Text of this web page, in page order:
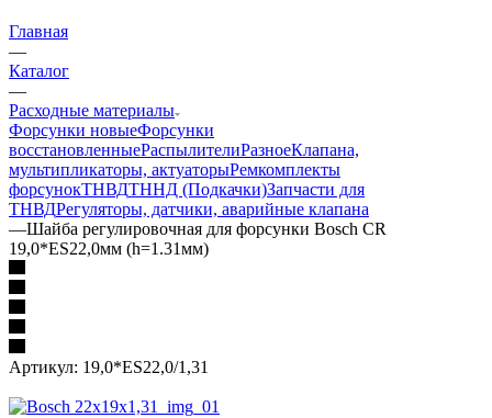
Главная
—
Каталог
—
Расходные материалы
Форсунки новыеФорсунки
восстановленныеРаспылителиРазноеКлапана,
мультипликаторы, актуаторыРемкомплекты
форсунокТНВДТННД (Подкачки)Запчасти для
ТНВДРегуляторы, датчики, аварийные клапана
—Шайба регулировочная для форсунки Bosch CR
19,0*ES22,0мм (h=1.31мм)
Артикул: 19,0*ES22,0/1,31